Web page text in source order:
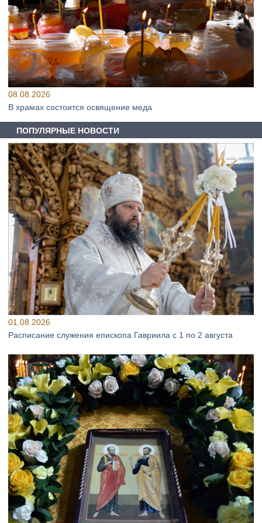
08.08.2026
В храмах состоится освящение меда
ПОПУЛЯРНЫЕ НОВОСТИ
01.08.2026
Расписание служения епископа Гавриила с 1 по 2 августа